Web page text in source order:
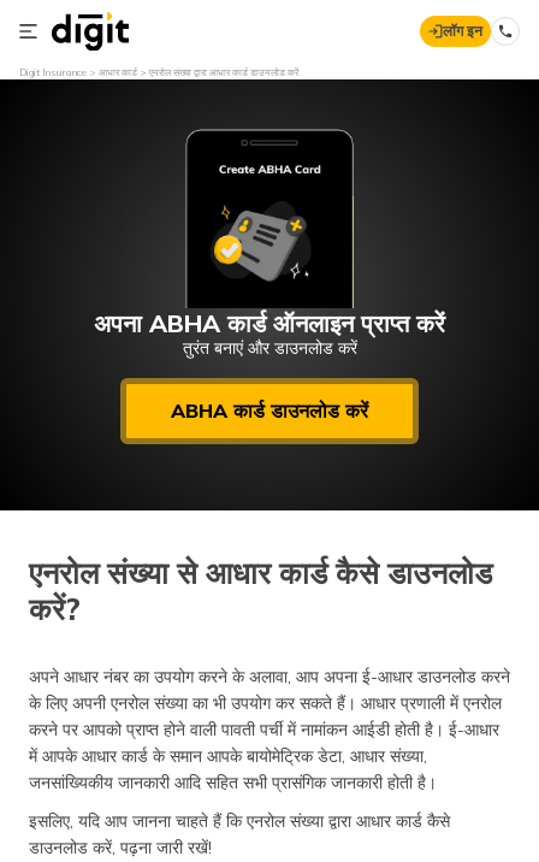
लॉग इन
Digit Insurance आधार कार्ड एनरोल संख्या द्वारा आधार कार्ड डाउनलोड करें
अपना ABHA कार्ड ऑनलाइन प्राप्त करें
तुरंत बनाएं और डाउनलोड करें
ABHA कार्ड डाउनलोड करें
एनरोल संख्या से आधार कार्ड कैसे डाउनलोड
करें?
अपने आधार नंबर का उपयोग करने के अलावा, आप अपना ई-आधार डाउनलोड करने
के लिए अपनी एनरोल संख्या का भी उपयोग कर सकते हैं। आधार प्रणाली में एनरोल
करने पर आपको प्राप्त होने वाली पावती पर्ची में नामांकन आईडी होती है। ई-आधार
में आपके आधार कार्ड के समान आपके बायोमेट्रिक डेटा, आधार संख्या,
जनसांख्यिकीय जानकारी आदि सहित सभी प्रासंगिक जानकारी होती है।
इसलिए, यदि आप जानना चाहते हैं कि एनरोल संख्या द्वारा आधार कार्ड कैसे
डाउनलोड करें, पढ़ना जारी रखें!